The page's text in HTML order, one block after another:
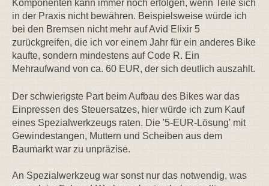
Komponenten kann immer noch erfolgen, wenn Teile sich
in der Praxis nicht bewähren. Beispielsweise würde ich
bei den Bremsen nicht mehr auf Avid Elixir 5
zurückgreifen, die ich vor einem Jahr für ein anderes Bike
kaufte, sondern mindestens auf Code R. Ein
Mehraufwand von ca. 60 EUR, der sich deutlich auszahlt.
Der schwierigste Part beim Aufbau des Bikes war das
Einpressen des Steuersatzes, hier würde ich zum Kauf
eines Spezialwerkzeugs raten. Die '5-EUR-Lösung' mit
Gewindestangen, Muttern und Scheiben aus dem
Baumarkt war zu unpräzise.
An Spezialwerkzeug war sonst nur das notwendig, was